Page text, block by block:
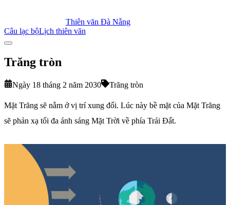
Thiên văn Đà Nẵng
Câu lạc bộLịch thiên văn
Trăng tròn
Ngày 18 tháng 2 năm 2030 Trăng tròn
Mặt Trăng sẽ nằm ở vị trí xung đối. Lúc này bề mặt của Mặt Trăng
sẽ phản xạ tối đa ánh sáng Mặt Trời về phía Trái Đất.